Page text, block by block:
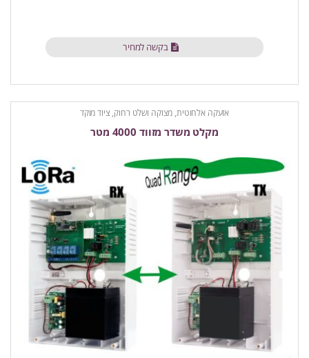
בקשה למחיר
אזעקה אלחוטית, מצוקה ושלט רחוק, ציוד מוקד
מקלט משדר מזווד 4000 מטר